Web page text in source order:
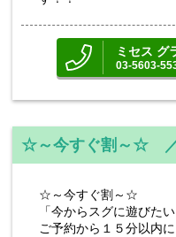
ミセス グ
03-5603-
☆～今すぐ割～☆
☆～今すぐ割～☆
「今からスグに遊びた
ご予約から１５分以内